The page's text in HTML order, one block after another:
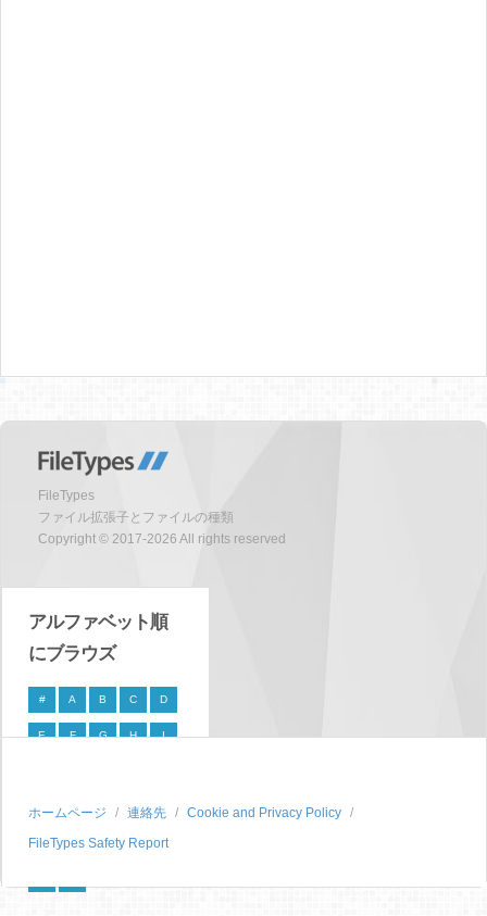
FileTypes
ファイル拡張子とファイルの種類
Copyright © 2017-2026 All rights reserved
アルファベット順
にブラウズ
# A B C D
E F G H I
P Q R S
T U V W X
ホームページ 連絡先
Cookie and Privacy Policy
FileTypes Safety Report